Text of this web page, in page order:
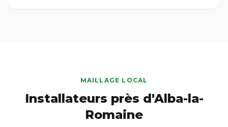
MAILLAGE LOCAL
Installateurs près d'Alba-la-
Romaine